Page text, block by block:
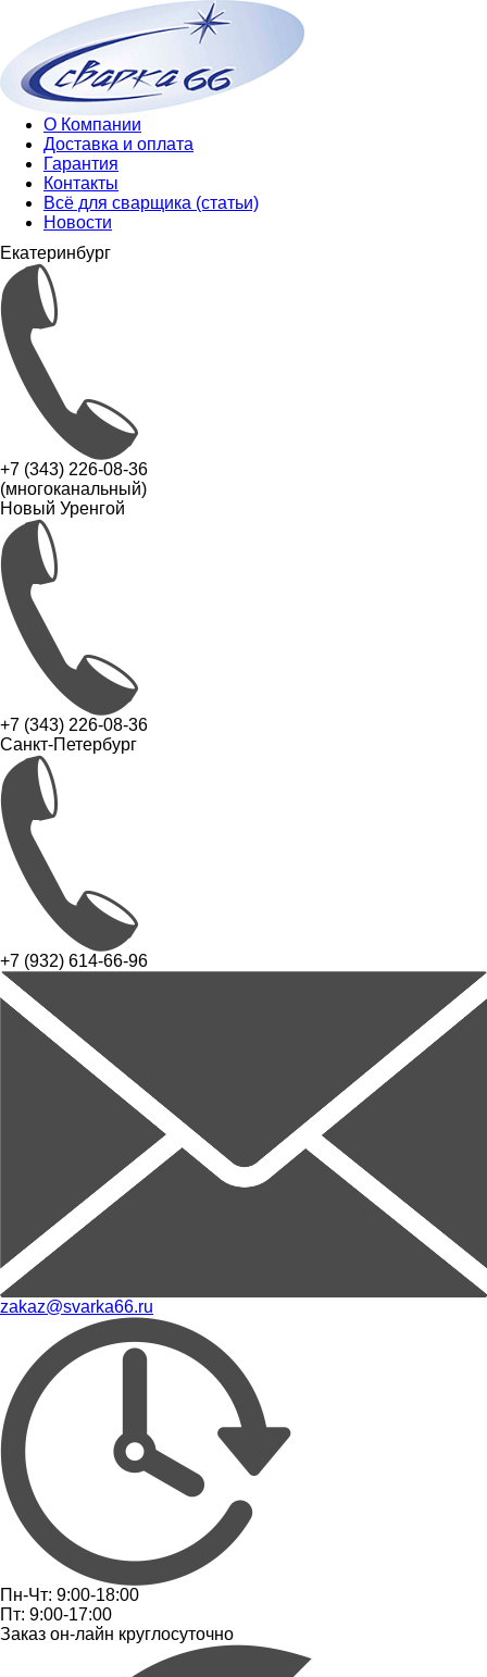
О Компании
Доставка и оплата
Гарантия
Контакты
Всё для сварщика (статьи)
Новости
Екатеринбург
+7 (343) 226-08-36
(многоканальный)
Новый Уренгой
+7 (343) 226-08-36
Санкт-Петербург
+7 (932) 614-66-96
zakaz@svarka66.ru
Пн-Чт: 9:00-18:00
Пт: 9:00-17:00
Заказ он-лайн круглосуточно